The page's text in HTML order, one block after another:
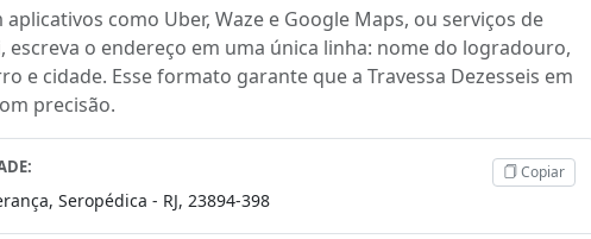
como Uber, Waze e Google Maps, ou serviços de
escreva o endereço em uma única linha: nome do logradouro,
e cidade. Esse formato garante que a Travessa Dezesseis em
precisão.
Seropédica - RJ, 23894-398
Copiar